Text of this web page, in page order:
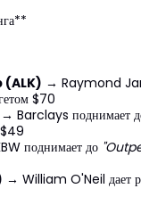
(ALK) → Raymond
$70
→ Barclays поднимает
поднимает до
→ William O'Neil дает